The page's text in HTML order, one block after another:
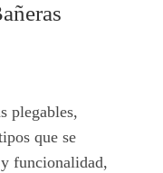
plegables,
que se
funcionalidad,